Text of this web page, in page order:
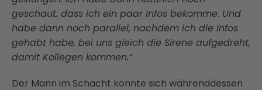
geschaut, dass ich ein paar Infos bekomme. Und
habe dann noch parallel, nachdem ich die Infos
gehabt habe, bei uns gleich die Sirene aufgedreht,
damit Kollegen kommen.“
Der Mann im Schacht konnte sich währenddessen